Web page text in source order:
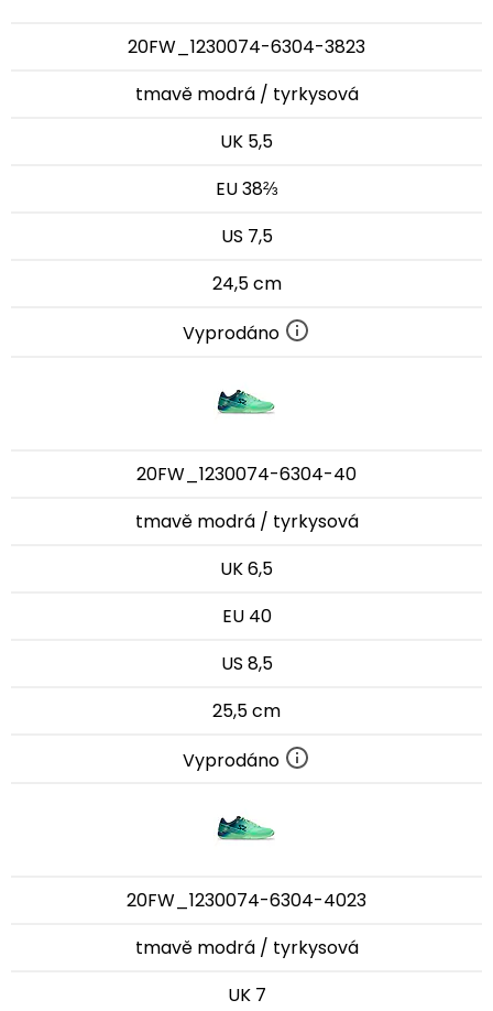
20FW_1230074-6304-3823
tmavě modrá / tyrkysová
UK 5,5
EU 38⅔
US 7,5
24,5 cm
Vyprodáno
20FW_1230074-6304-40
tmavě modrá / tyrkysová
UK 6,5
EU 40
US 8,5
25,5 cm
Vyprodáno
20FW_1230074-6304-4023
tmavě modrá / tyrkysová
UK 7